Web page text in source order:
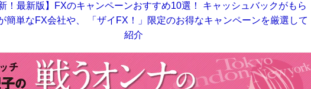
！最新版】FXのキャンペーンおすすめ10選！ キャッシュバックがもら
簡単なFX会社や、 「ザイFX！」限定のお得なキャンペーンを厳選して
紹介